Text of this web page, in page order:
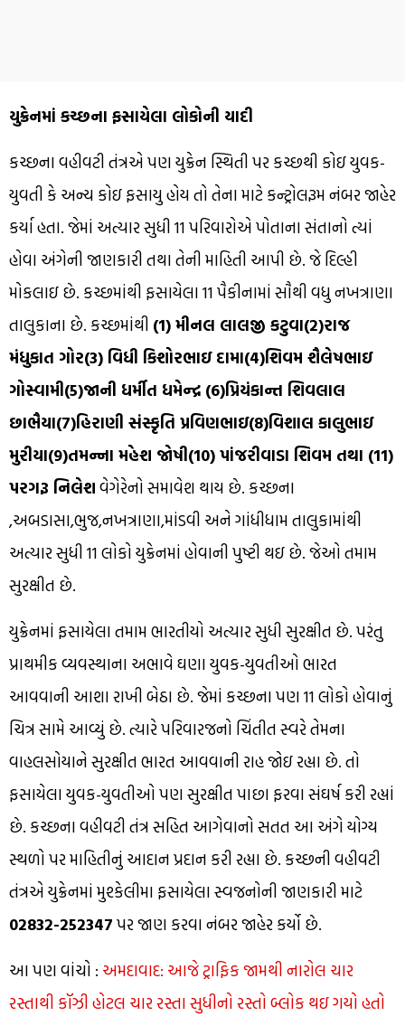
યુક્રેનમાં કચ્છના ફસાયેલા લોકોની યાદી
કચ્છના વહીવટી તંત્રએ પણ યુક્રેન સ્થિતી પર કચ્છથી કોઇ યુવક-
યુવતી કે અન્ય કોઇ ફસાયુ હોય તો તેના માટે કન્ટ્રોલરૂમ નંબર જાહેર
કર્યા હતા. જેમાં અત્યાર સુધી 11 પરિવારોએ પોતાના સંતાનો ત્યાં
હોવા અંગેની જાણકારી તથા તેની માહિતી આપી છે. જે દિલ્હી
મોકલાઇ છે. કચ્છમાંથી ફસાયેલા 11 પૈકીનામાં સૌથી વધુ નખત્રાણા
તાલુકાના છે. કચ્છમાંથી (1) મીનલ લાલજી કટુવા(2)રાજ
મંધુકાત ગોર(3) વિધી કિશોરભાઇ દામા(4)શિવમ શૈલેષભાઇ
ગોસ્વામી(5)જાની ધર્મીત ધમેન્દ્ર (6)પ્રિયંકાન્ત શિવલાલ
છાભૈયા(7)હિરાણી સંસ્કૃતિ પ્રવિણભાઇ(8)વિશાલ કાલુભાઇ
મુરીયા(9)તમન્ના મહેશ જોષી(10) પાંજરીવાડા શિવમ તથા (11)
પરગરૂ નિલેશવેગેરેનો સમાવેશ થાય છે. કચ્છના
,અબડાસા,ભુજ,નખત્રાણા,માંડવી અને ગાંધીધામ તાલુકામાંથી
અત્યાર સુધી 11 લોકો યુક્રેનમાં હોવાની પુષ્ટી થઇ છે. જેઓ તમામ
સુરક્ષીત છે.
યુક્રેનમાં ફસાયેલા તમામ ભારતીયો અત્યાર સુધી સુરક્ષીત છે. પરંતુ
પ્રાથમીક વ્યવસ્થાના અભાવે ઘણા યુવક-યુવતીઓ ભારત
આવવાની આશા રાખી બેઠા છે. જેમાં કચ્છના પણ 11 લોકો હોવાનું
ચિત્ર સામે આવ્યું છે. ત્યારે પરિવારજનો ચિંતીત સ્વરે તેમના
વાહલસોયાને સુરક્ષીત ભારત આવવાની રાહ જોઇ રહ્યા છે. તો
ફસાયેલા યુવક-યુવતીઓ પણ સુરક્ષીત પાછા ફરવા સંઘર્ષ કરી રહ્યાં
છે. કચ્છના વહીવટી તંત્ર સહિત આગેવાનો સતત આ અંગે યોગ્ય
સ્થળો પર માહિતીનું આદાન પ્રદાન કરી રહ્યા છે. કચ્છની વહીવટી
તંત્રએ યુક્રેનમાં મુશ્કેલીમા ફસાયેલા સ્વજનોની જાણકારી માટે
02832-252347પર જાણ કરવા નંબર જાહેર કર્યો છે.
આ પણ વાંચો : અમદાવાદ: આજે ટ્રાફિક જામથી નારોલ ચાર
રસ્તાથી કૉઝી હોટલ ચાર રસ્તા સુધીનો રસ્તો બ્લોક થઇ ગયો હતો